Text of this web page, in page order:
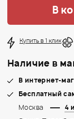
В
Купить в 1 клик
Наличие в
В интернет-
Бесплатный
Москва
4